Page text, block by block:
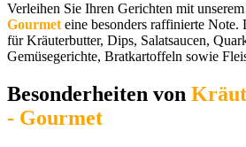
Verleihen Sie Ihren Gerichten mit unserem
Gourmet eine besonders raffinierte Note.
für Kräuterbutter, Dips, Salatsaucen,
Gemüsegerichte, Bratkartoffeln sowie
Besonderheiten von
- Gourmet